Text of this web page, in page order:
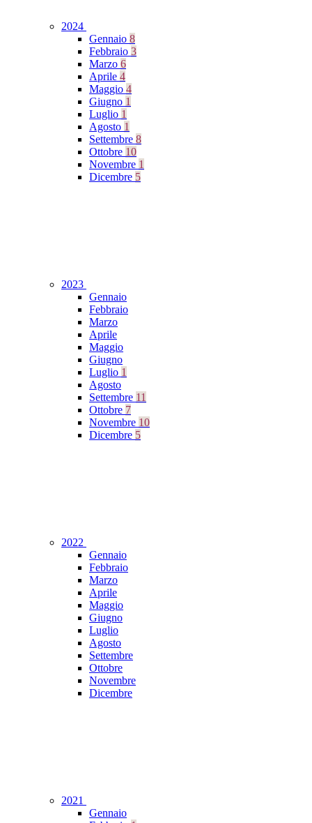
2024
Gennaio 8
Febbraio 3
Marzo 6
Aprile 4
Maggio 4
Giugno 1
Luglio 1
Agosto 1
Settembre 8
Ottobre 10
Novembre 1
Dicembre 5
2023
Gennaio
Febbraio
Marzo
Aprile
Maggio
Giugno
Luglio 1
Agosto
Settembre 11
Ottobre 7
Novembre 10
Dicembre 5
2022
Gennaio
Febbraio
Marzo
Aprile
Maggio
Giugno
Luglio
Agosto
Settembre
Ottobre
Novembre
Dicembre
2021
Gennaio